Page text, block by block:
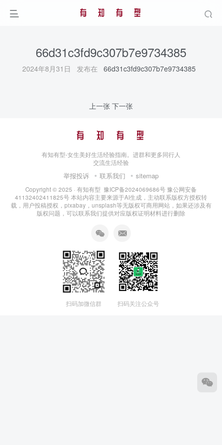
66d31c3fd9c307b7e9734385
2024年8月31日 发布在 66d31c3fd9c307b7e9734385
上一张 下一张
有知有型-女生美好生活经验指南。进群和更多同行人
交流生活经验
举报投诉 联系我们 sitemap
Copyright © 2025 · 有知有型 豫ICP备2024069686号 豫公网安备
41132402411825号本站内容主要来源于AI生成，主动联系版权方授权转
载，用户投稿授权，pixabay，unsplash等无版权可商用网站，如果还涉及有
版权问题，可以联系我们提供对应版权证明材料进行删除
扫码加微信群 扫码关注公众号